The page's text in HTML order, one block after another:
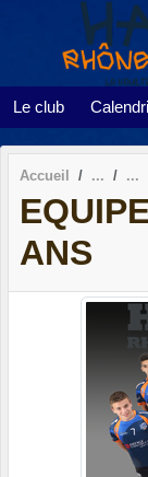
Le club
Accueil
ANS
Panneau de